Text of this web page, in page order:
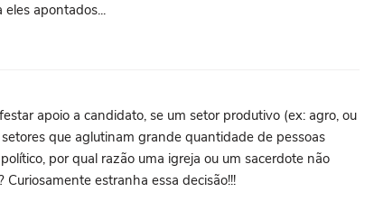
apontados...
apoio a candidato, se um setor produtivo (ex: agro, ou
que aglutinam grande quantidade de pessoas
por qual razão uma igreja ou um sacerdote não
estranha essa decisão!!!